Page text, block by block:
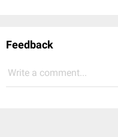
Feedback
Write a comment...